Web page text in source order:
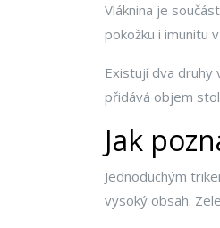
Vláknina je
pokožku i imunitu
Existují dva druhy
přidává objem
Jak
Jednoduchým
vysoký obsah.